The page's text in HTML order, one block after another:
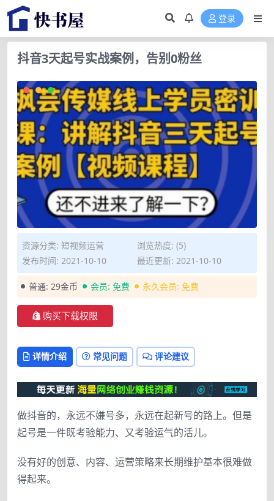
登录
抖音3天起号实战案例，告别0粉丝
资源分类: 短视频运营
浏览热度: (5)
发布时间: 2021-10-10
最近更新: 2021-10-10
普通: 29金币 会员: 免费 永久会员: 免费
购买下载权限
详情介绍 常见问题 评论建议
做抖音的，永远不嫌号多，永远在起新号的路上。但是
起号是一件既考验能力、又考验运气的活儿。
没有好的创意、内容、运营策略来长期维护基本很难做
得起来。